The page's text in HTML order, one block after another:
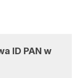
ID PAN w